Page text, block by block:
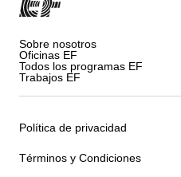
Sobre nosotros
Oficinas EF
Todos los programas EF
Trabajos EF
Política de privacidad
Términos y Condiciones